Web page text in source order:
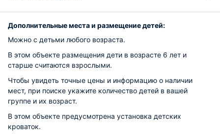
Дополнительные места и размещение детей:
Можно с детьми любого возраста.
В этом объекте размещения дети в возрасте 6 лет и
старше считаются взрослыми.
Чтобы увидеть точные цены и информацию о наличии
мест, при поиске укажите количество детей в вашей
группе и их возраст.
В этом объекте предусмотрена установка детских
кроваток.